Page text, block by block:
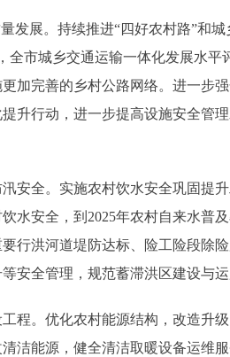
展。持续推进“四好农村路”和城
全市城乡交通运输一体化发展水
加完善的乡村公路网络。进一步
升行动，进一步提高设施安全管
全。实施农村饮水安全巩固提
水安全，到2025年农村自来水普
行洪河道堤防达标、险工险段除
安全管理，规范蓄滞洪区建设与
。优化农村能源结构，改造升
洁能源，健全清洁取暖设备运维